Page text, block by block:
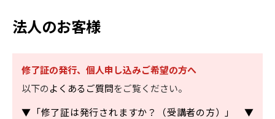
法人のお客様
修了証の発行、個人申し込みご希望の方へ
以下のよくあるご質問をご覧ください。
▼「修了証は発行されますか？（受講者の方）」
▼